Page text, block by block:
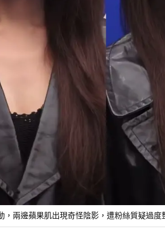
兩邊蘋果肌出現奇怪陰影，遭粉絲質疑過度